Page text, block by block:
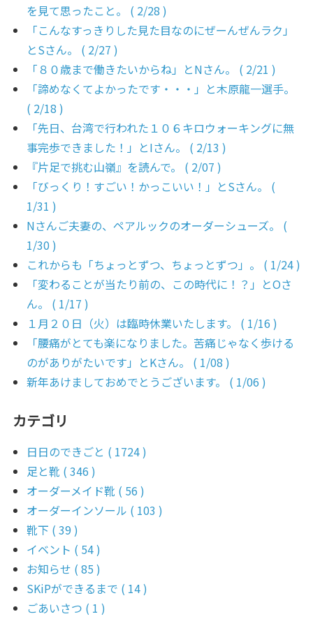
を見て思ったこと。 ( 2/28 )
「こんなすっきりした見た目なのにぜーんぜんラク」
とSさん。 ( 2/27 )
「８０歳まで働きたいからね」とNさん。 ( 2/21 )
「諦めなくてよかったです・・・」と木原龍一選手。
( 2/18 )
「先日、台湾で行われた１０６キロウォーキングに無
事完歩できました！」とIさん。 ( 2/13 )
『片足で挑む山嶺』を読んで。 ( 2/07 )
「びっくり！すごい！かっこいい！」とSさん。 (
1/31 )
Nさんご夫妻の、ペアルックのオーダーシューズ。 (
1/30 )
これからも「ちょっとずつ、ちょっとずつ」。 ( 1/24 )
「変わることが当たり前の、この時代に！？」とOさ
ん。 ( 1/17 )
１月２０日（火）は臨時休業いたします。 ( 1/16 )
「腰痛がとても楽になりました。苦痛じゃなく歩ける
のがありがたいです」とKさん。 ( 1/08 )
新年あけましておめでとうございます。 ( 1/06 )
カテゴリ
日日のできごと ( 1724 )
足と靴 ( 346 )
オーダーメイド靴 ( 56 )
オーダーインソール ( 103 )
靴下 ( 39 )
イベント ( 54 )
お知らせ ( 85 )
SKiPができるまで ( 14 )
ごあいさつ ( 1 )